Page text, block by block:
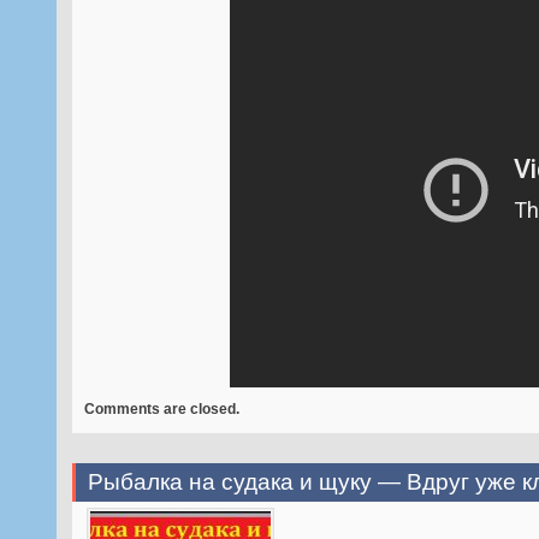
Comments are closed.
Рыбалка на судака и щуку — Вдруг уже